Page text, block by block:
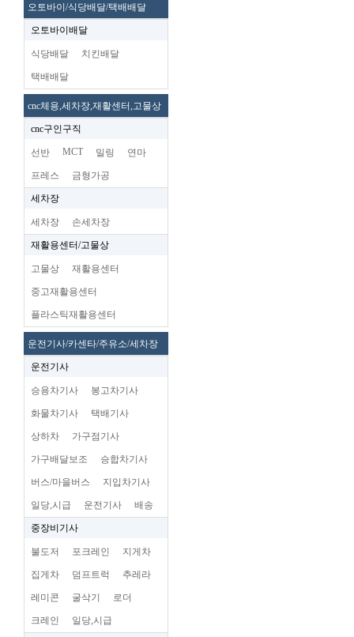
오토바이/식당배달/택배배달
오토바이배달
식당배달 치킨배달
택배배달
cnc체용,세차장,재활센터,고물상
cnc구인구직
선반 MCT 밀링 연마
프레스 금형가공
세차장
세차장 손세차장
재활용센터/고물상
고물상 재활용센터
중고재활용센터
플라스틱재활용센터
운전기사/카센타/주유소/세차장
운전기사
승용차기사 봉고차기사
화물차기사 택배기사
상하차 가구점기사
가구배달보조 승합차기사
버스/마을버스 지입차기사
일당,시급 운전기사 배송
중장비기사
불도저 포크레인 지게차
집게차 덤프트럭 추레라
레미콘 굴삭기 로더
크레인 일당,시급